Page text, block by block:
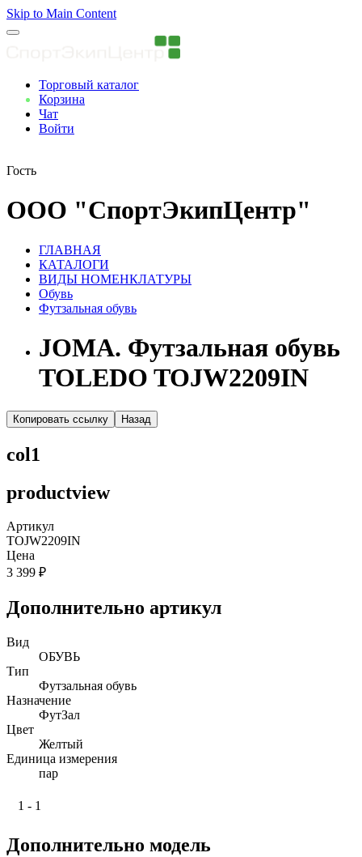
Skip to Main Content
Торговый каталог
Корзина
Чат
Войти
Гость
ООО "СпортЭкипЦентр"
ГЛАВНАЯ
КАТАЛОГИ
ВИДЫ НОМЕНКЛАТУРЫ
Обувь
Футзальная обувь
JOMA. Футзальная обувь
TOLEDO TOJW2209IN
Копировать ссылку Назад
col1
productview
Артикул
TOJW2209IN
Цена
3 399 ₽
Дополнительно артикул
Вид
ОБУВЬ
Тип
Футзальная обувь
Назначение
ФутЗал
Цвет
Желтый
Единица измерения
пар
1 - 1
Дополнительно модель